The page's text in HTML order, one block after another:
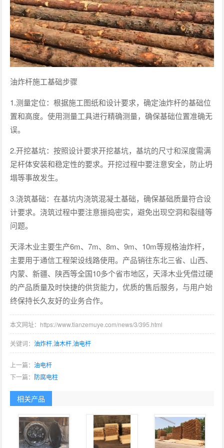
油炸杆施工基础步骤
1.测量定位：根据施工图纸和设计要求，确定油炸杆的基础位
置和高度。使用测量工具进行精确测量，确保基础位置准确无
误。
2.开挖基坑：按照设计要求开挖基坑，基坑的尺寸和深度需满
足杆体安装和稳定性的要求。开挖过程中要注意安全，防止坍
塌等事故发生。
3.浇筑基础：在基坑内浇筑混凝土基础，确保基础质量符合设
计要求。浇筑过程中要注意振捣密实，避免出现空洞和裂缝等
问题。
天泽木业主要生产6m、7m、8m、9m、10m等规格油炸杆，
主要用于通信工程架设线路使用。产品销往东北三省、山西、
内蒙、新疆、陕西等全国10多个省市地区，天泽木业凭借过硬
的产品质量及时快捷的供货能力，优质的售后服务，与用户始
终保持长久友好的业务合作。
本文网址：https://www.tianzemuye.com/news/3/395.html
关键词：油炸杆,油木杆,油电杆
上一篇：油电杆
下一篇： 防腐电柱
相关产品